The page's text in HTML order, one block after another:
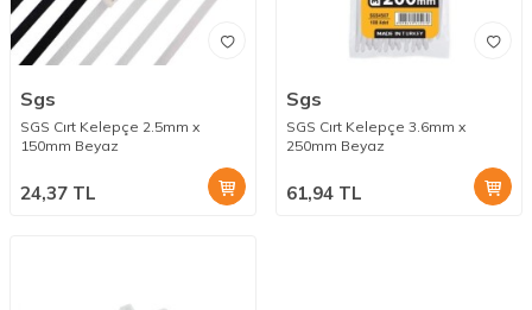
Sgs
SGS Cırt Kelepçe 2.5mm x
150mm Beyaz
24,37 TL
Sgs
SGS Cırt Kelepçe 3.6mm x
250mm Beyaz
61,94 TL